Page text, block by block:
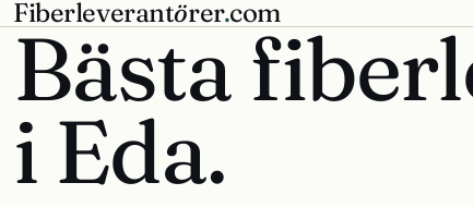
Fiberleverantörer.com
Bästa
i Eda.